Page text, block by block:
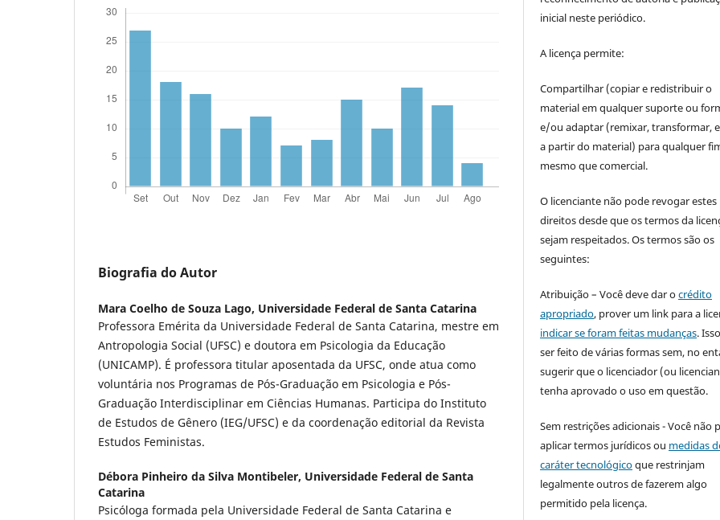
Biografia do Autor
Mara Coelho de Souza Lago, Universidade Federal de Santa Catarina
Professora Emérita da Universidade Federal de Santa Catarina, mestre em
Antropologia Social (UFSC) e doutora em Psicologia da Educação
(UNICAMP). É professora titular aposentada da UFSC, onde atua como
voluntária nos Programas de Pós-Graduação em Psicologia e Pós-
Graduação Interdisciplinar em Ciências Humanas. Participa do Instituto
de Estudos de Gênero (IEG/UFSC) e da coordenação editorial da Revista
Estudos Feministas.
Débora Pinheiro da Silva Montibeler, Universidade Federal de Santa
Catarina
Psicóloga formada pela Universidade Federal de Santa Catarina e
inicial neste periódico.
A licença permite:
Compartilhar (copiar e redistribuir o
material em qualquer suporte ou
e/ou adaptar (remixar, transformar,
a partir do material) para qualquer
mesmo que comercial.
O licenciante não pode revogar estes
direitos desde que os termos da
sejam respeitados. Os termos são os
seguintes:
Atribuição – Você deve dar ocrédito
apropriado, prover um link para a
indicar se foram feitas mudanças.
ser feito de várias formas sem, no
sugerir que o licenciador (ou
tenha aprovado o uso em questão.
Sem restrições adicionais - Você não
aplicar termos jurídicos ou medidas
caráter tecnológicoque restrinjam
legalmente outros de fazerem algo
permitido pela licença.